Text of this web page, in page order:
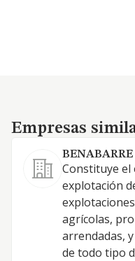
Empresas similares
Empresas
Constituye el
explotación
agrícolas,
arrendadas,
de todo tipo